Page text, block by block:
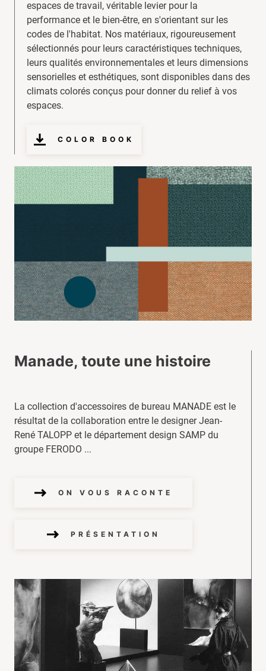
espaces de travail, véritable levier pour la
performance et le bien-être, en s'orientant sur les
codes de l'habitat. Nos matériaux, rigoureusement
sélectionnés pour leurs caractéristiques techniques,
leurs qualités environnementales et leurs dimensions
sensorielles et esthétiques, sont disponibles dans des
climats colorés conçus pour donner du relief à vos
espaces.
COLOR BOOK
Manade, toute une histoire
La collection d'accessoires de bureau MANADE est le
résultat de la collaboration entre le designer Jean-
René TALOPP et le département design SAMP du
groupe FERODO ...
ON VOUS RACONTE
PRÉSENTATION